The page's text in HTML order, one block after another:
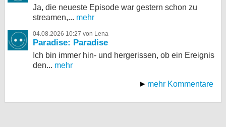
Ja, die neueste Episode war gestern schon zu
streamen,... mehr
04.08.2026 10:27 von Lena
Paradise: Paradise
Ich bin immer hin- und hergerissen, ob ein Ereignis
den... mehr
mehr Kommentare